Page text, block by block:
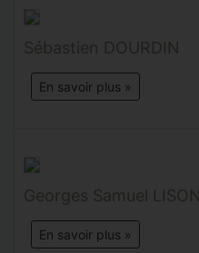
Sébastien DOURDIN
En savoir plus »
Georges Samuel LISON
En savoir plus »